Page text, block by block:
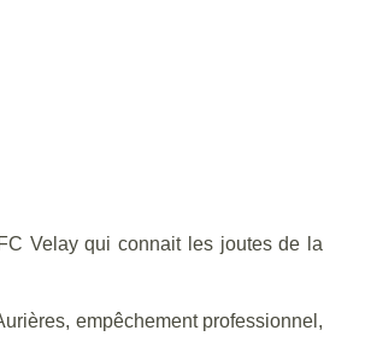
Velay qui connait les joutes de la
empêchement professionnel,